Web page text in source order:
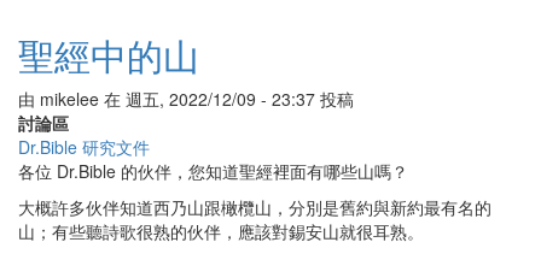
經
的
聖經中的山
由 mikelee 在 週五, 2022/12/09 - 23:37 投稿
討論區
Dr.Bible 研究文件
各位 Dr.Bible 的伙伴，您知道聖經裡面有哪些山嗎？
大概許多伙伴知道西乃山跟橄欖山，分別是舊約與新約最有名的
山；有些聽詩歌很熟的伙伴，應該對錫安山就很耳熟。